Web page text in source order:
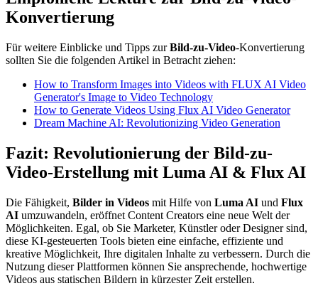
Konvertierung
Für weitere Einblicke und Tipps zurBild-zu-Video-Konvertierung
sollten Sie die folgenden Artikel in Betracht ziehen:
How to Transform Images into Videos with FLUX AI Video
Generator's Image to Video Technology
How to Generate Videos Using Flux AI Video Generator
Dream Machine AI: Revolutionizing Video Generation
Fazit: Revolutionierung der Bild-zu-
Video-Erstellung mit Luma AI & Flux AI
Die Fähigkeit, Bilder in Videos mit Hilfe von Luma AI und Flux
AI umzuwandeln, eröffnet Content Creators eine neue Welt der
Möglichkeiten. Egal, ob Sie Marketer, Künstler oder Designer sind,
diese KI-gesteuerten Tools bieten eine einfache, effiziente und
kreative Möglichkeit, Ihre digitalen Inhalte zu verbessern. Durch die
Nutzung dieser Plattformen können Sie ansprechende, hochwertige
Videos aus statischen Bildern in kürzester Zeit erstellen.